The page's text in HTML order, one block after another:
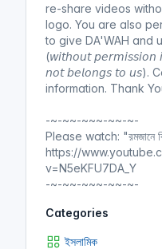
re-share videos
logo. You are also
to give DA'WAH and
(𝘸𝘪𝘵𝘩𝘰𝘶𝘵
𝘯𝘰𝘵 𝘣𝘦𝘭𝘰𝘯𝘨𝘴 𝘵𝘰 𝘶𝘴).
information. Thank
-~-~~-~~~-~~-~-
Please watch: "রমজানে
https://
v=N5eKFU7DA_Y
-~-~~-~~~-~~-~-
Categories
ইসলামিক